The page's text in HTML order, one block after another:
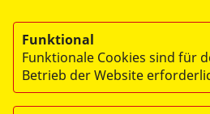
Funktional
Funktionale Cookies sind für
Betrieb der Website